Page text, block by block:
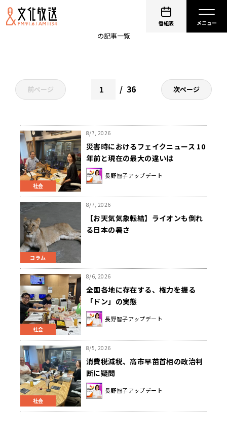
番組表
長野智子アップデート
の記事一覧
前ページ 36 次ページ
社会
8/7, 2026
災害時におけるフェイクニュース 10
年前と現在の最大の違いは
長野智子アップデート
コラム
8/7, 2026
【お天気気象転結】ライオンも倒れ
る日本の暑さ
社会
8/6, 2026
全国各地に存在する、権力を握る
「ドン」の実態
長野智子アップデート
社会
8/5, 2026
消費税減税、高市早苗首相の政治判
断に疑問
長野智子アップデート